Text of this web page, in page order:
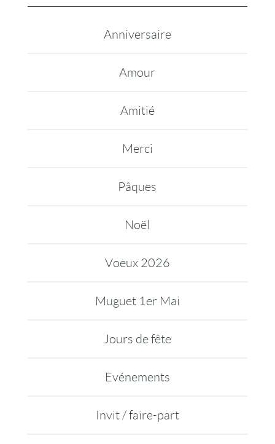
Anniversaire
Amour
Amitié
Merci
Pâques
Noël
Voeux 2026
Muguet 1er Mai
Jours de fête
Evénements
Invit / faire-part